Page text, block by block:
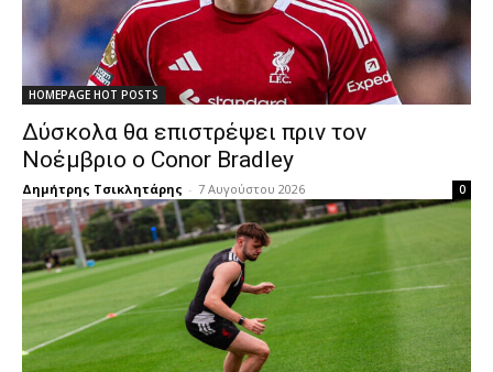
HOMEPAGE HOT POSTS
Δύσκολα θα επιστρέψει πριν τον
Νοέμβριο ο Conor Bradley
Δημήτρης Τσικλητάρης - 7 Αυγούστου 2026 0